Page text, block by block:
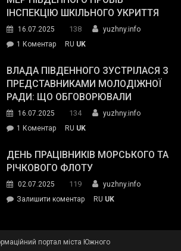
«Наш
спільний
окупанти.
Маємо
діяти
команда
власноруч
пожежу
у
ІНСПЕКЦІЮ ШКІЛЬНОГО УКРИТТЯ
16.07.2025 138
yuzhny.info
1 Коментардо
Південного
провів
інспекцію
укриття
RU UK
ВЛАДА ПІВДЕННОГО ЗУСТРІЛАСЯ З
ПРЕДСТАВНИКАМИ МОЛОДІЖНОЇ
РАДИ: ЩО ОБГОВОРЮВАЛИ
16.07.2025 134
yuzhny.info
1 Коментардо
Південного
зустрілася
представниками
молодіжної
обговорювали
RU UK
ДЕНЬ ПРАЦІВНИКІВ МОРСЬКОГО ТА
РІЧКОВОГО ФЛОТУ
02.07.2025 119
yuzhny.info
Залишити коментарon
RU UK
портал міста Южного